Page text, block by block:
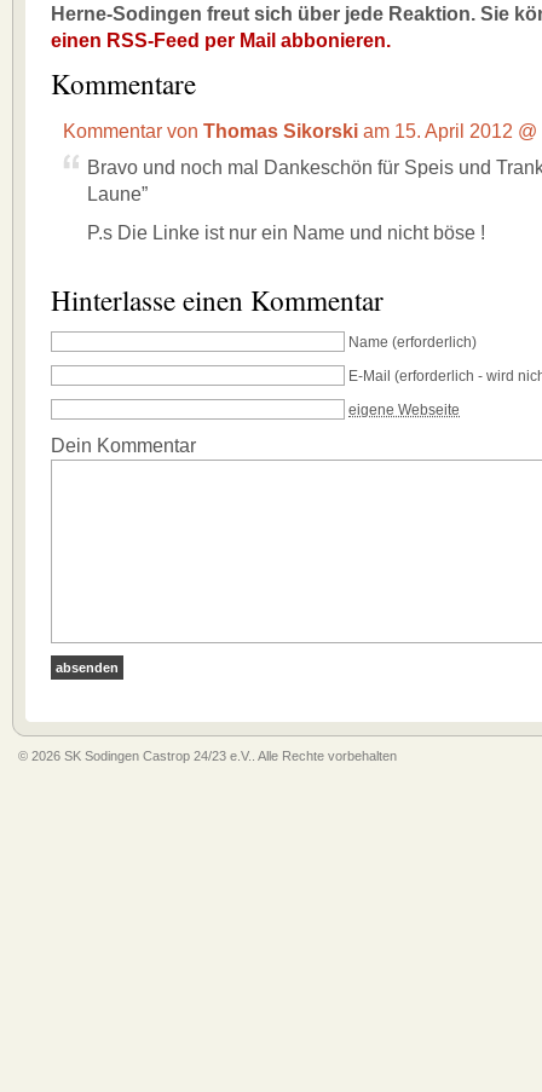
Herne-Sodingen freut sich über jede Reaktion. Sie
einen RSS-Feed per Mail abbonieren.
Kommentare
Kommentar von Thomas Sikorski am 15. April 2012 @
Bravo und noch mal Dankeschön für Speis und
Laune”
P.s Die Linke ist nur ein Name und nicht böse !
Hinterlasse einen Kommentar
Name (erforderlich)
E-Mail (erforderlich - wird
eigene Webseite
Dein Kommentar
© 2026 SK Sodingen Castrop 24/23 e.V.. Alle Rechte vorbehalten